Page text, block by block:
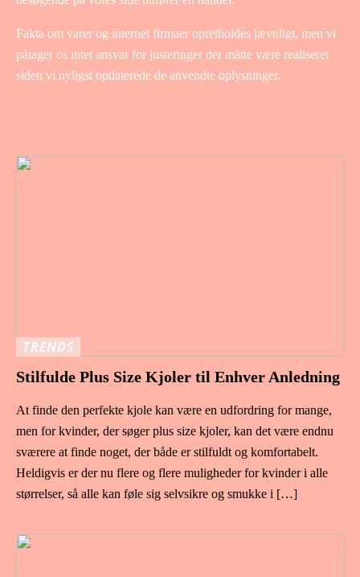
Fakta om varer og internet firmaer opretholdes jævnligt, men vi
påtager os intet ansvar for justeringer der måtte være realiseret
siden vi nyligst opdaterede de anvendte oplysninger.
TRENDS
Stilfulde Plus Size Kjoler til Enhver Anledning
At finde den perfekte kjole kan være en udfordring for mange,
men for kvinder, der søger plus size kjoler, kan det være endnu
sværere at finde noget, der både er stilfuldt og komfortabelt.
Heldigvis er der nu flere og flere muligheder for kvinder i alle
størrelser, så alle kan føle sig selvsikre og smukke i […]